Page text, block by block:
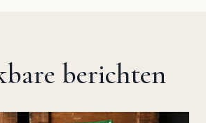
berichten